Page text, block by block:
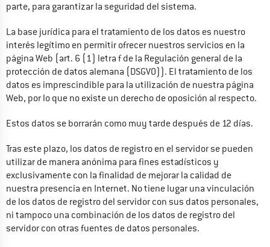
parte, para garantizar la seguridad del sistema.
La base jurídica para el tratamiento de los datos es nuestro
interés legítimo en permitir ofrecer nuestros servicios en la
página Web (art. 6 (1) letra f de la Regulación general de la
protección de datos alemana (DSGVO)). El tratamiento de los
datos es imprescindible para la utilización de nuestra página
Web, por lo que no existe un derecho de oposición al respecto.
Estos datos se borrarán como muy tarde después de 12 días.
Tras este plazo, los datos de registro en el servidor se pueden
utilizar de manera anónima para fines estadísticos y
exclusivamente con la finalidad de mejorar la calidad de
nuestra presencia en Internet. No tiene lugar una vinculación
de los datos de registro del servidor con sus datos personales,
ni tampoco una combinación de los datos de registro del
servidor con otras fuentes de datos personales.